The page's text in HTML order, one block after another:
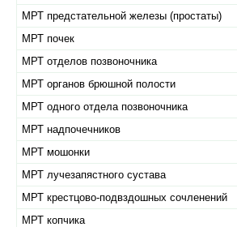
МРТ предстательной железы (простаты)
МРТ почек
МРТ отделов позвоночника
МРТ органов брюшной полости
МРТ одного отдела позвоночника
МРТ надпочечников
МРТ мошонки
МРТ лучезапястного сустава
МРТ крестцово-подвздошных сочленений
МРТ копчика